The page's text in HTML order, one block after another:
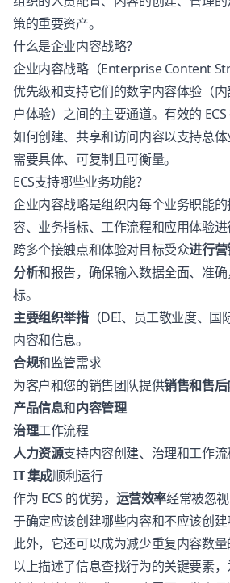
策的重要资产。
什么是企业内容战略？
企业内容战略（Enterprise Content
优先级和支持它们的数字内容体验（
户体验）之间的主要通道。有效的
如何创建、共享和访问内容以支持总
需要具体、可复制且可衡量。
ECS支持哪些业务功能？
企业内容战略是组织内每个业务职能
容、业务指标、工作流程和应用体验进
跨多个接触点和体验对目标受众进行
分析和报告，确保输入数据全面、准
标。
主要组织举措（DEI、员工敬业度、国
内容和信息。
合规和监管需求
为客户和您的销售团队提供销售和售
产品信息和内容管理
治理工作流程
人力资源支持内容创建、治理和工作
IT 集成顺利运行
作为 ECS 的优势，运营效率经常被忽
于确定应该创建哪些内容和不应该创建
此外，它还可以成为减少重复内容数量
以上描述了信息查找行为的关键要素